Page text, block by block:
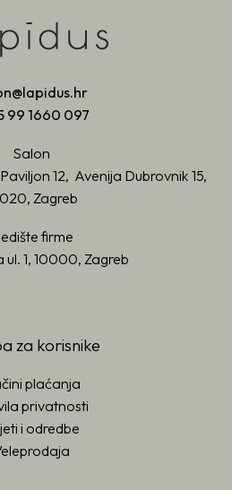
99 1660 097
Salon
12, Avenija Dubrovnik 15,
Zagreb
firme
ul. 1, 10000, Zagreb
za korisnike
plaćanja
privatnosti
i odredbe